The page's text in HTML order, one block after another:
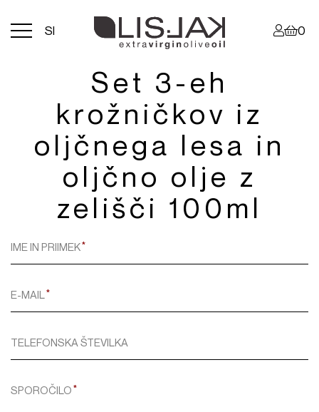
Menu
toggle
SI 0
Set 3-eh
krožničkov iz
oljčnega lesa in
oljčno olje z
zelišči 100ml
IME IN PRIIMEK
E-MAIL
TELEFONSKA ŠTEVILKA
SPOROČILO